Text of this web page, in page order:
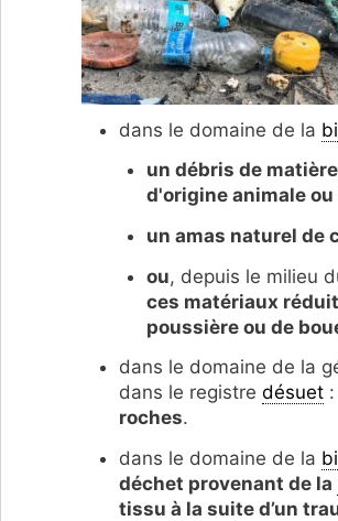
dans le domaine de la
un débris de
d'origine animale ou
un amas naturel de
ou, depuis le milieu
ces matériaux
poussière ou de
dans le domaine de la
dans le registre désuet:
roches.
dans le domaine de la
déchet provenant de la
tissu à la suite d’un